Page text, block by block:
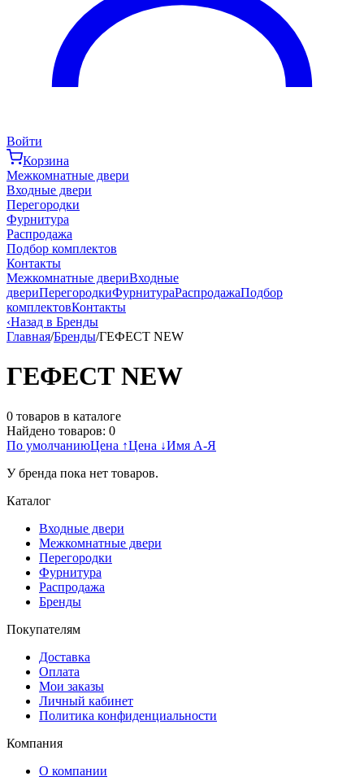
Войти
Корзина
Межкомнатные двери
Входные двери
Перегородки
Фурнитура
Распродажа
Подбор комплектов
Контакты
Межкомнатные двериВходные
двериПерегородкиФурнитураРаспродажаПодбор
комплектовКонтакты
‹Назад в Бренды
Главная/Бренды/ГЕФЕСТ NEW
ГЕФЕСТ NEW
0 товаров в каталоге
Найдено товаров: 0
По умолчаниюЦена ↑Цена ↓Имя А-Я
У бренда пока нет товаров.
Каталог
Входные двери
Межкомнатные двери
Перегородки
Фурнитура
Распродажа
Бренды
Покупателям
Доставка
Оплата
Мои заказы
Личный кабинет
Политика конфиденциальности
Компания
О компании